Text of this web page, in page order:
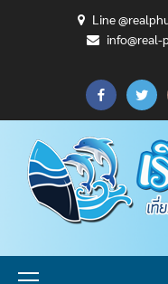
Line
Primary